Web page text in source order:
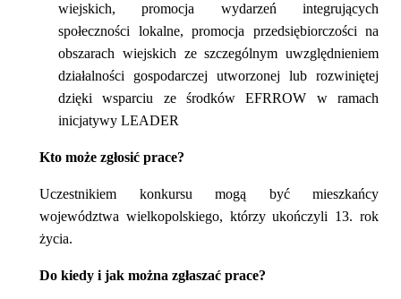
wiejskich, promocja wydarzeń integrujących
społeczności lokalne, promocja przedsiębiorczości na
obszarach wiejskich ze szczególnym uwzględnieniem
działalności gospodarczej utworzonej lub rozwiniętej
dzięki wsparciu ze środków EFRROW w ramach
inicjatywy LEADER
Kto może zgłosić prace?
Uczestnikiem konkursu mogą być mieszkańcy
województwa wielkopolskiego, którzy ukończyli 13. rok
życia.
Do kiedy i jak można zgłaszać prace?